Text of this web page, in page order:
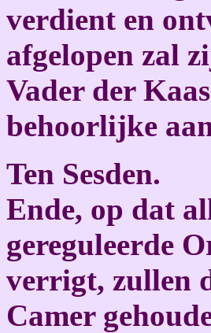
verdient en
afgelopen zal
Vader der
behoorlijke
Ten Sesden.
Ende, op dat
gereguleerde
verrigt, zullen
Camer